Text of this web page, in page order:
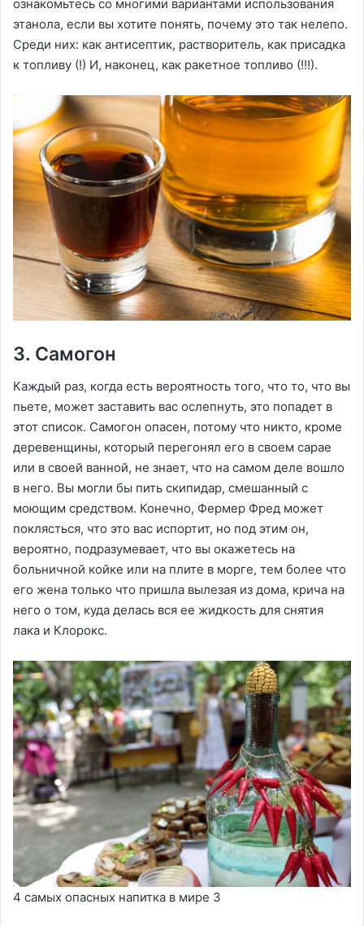
ознакомьтесь со многими вариантами использования
этанола, если вы хотите понять, почему это так нелепо.
Среди них: как антисептик, растворитель, как присадка
к топливу (!) И, наконец, как ракетное топливо (!!!).
3. Самогон
Каждый раз, когда есть вероятность того, что то, что вы
пьете, может заставить вас ослепнуть, это попадет в
этот список. Самогон опасен, потому что никто, кроме
деревенщины, который перегонял его в своем сарае
или в своей ванной, не знает, что на самом деле вошло
в него. Вы могли бы пить скипидар, смешанный с
моющим средством. Конечно, Фермер Фред может
поклясться, что это вас испортит, но под этим он,
вероятно, подразумевает, что вы окажетесь на
больничной койке или на плите в морге, тем более что
его жена только что пришла вылезая из дома, крича на
него о том, куда делась вся ее жидкость для снятия
лака и Клорокс.
4 самых опасных напитка в мире 3